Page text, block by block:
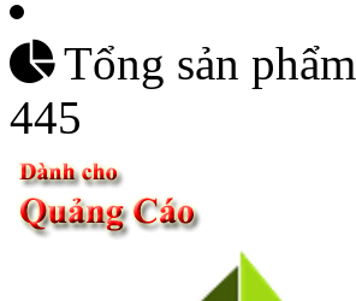
Tổng sản phẩm
445